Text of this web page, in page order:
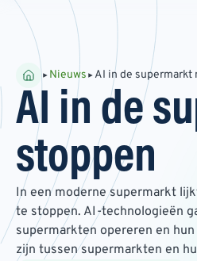
Nieuws AI in de supermarkt
AI in de
stoppen
In een moderne supermarkt
te stoppen. AI-technologieën
supermarkten opereren en
zijn tussen supermarkten en